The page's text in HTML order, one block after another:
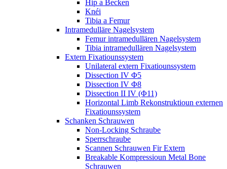
Hip a Becken
Knéi
Tibia a Femur
Intramedulläre Nagelsystem
Femur intramedullären Nagelsystem
Tibia intramedullären Nagelsystem
Extern Fixatiounssystem
Unilateral extern Fixatiounssystem
Dissection IV Φ5
Dissection IV Φ8
Dissection II IV (Φ11)
Horizontal Limb Rekonstruktioun externen
Fixatiounssystem
Schanken Schrauwen
Non-Locking Schraube
Sperrschraube
Scannen Schrauwen Fir Extern
Breakable Kompressioun Metal Bone
Schrauwen